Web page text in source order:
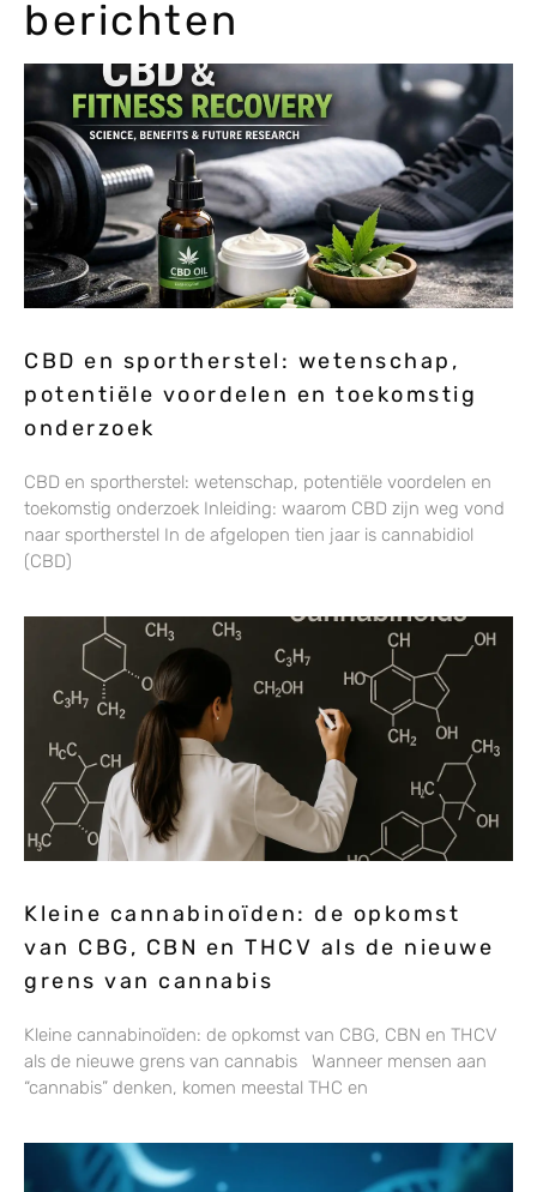
berichten
CBD en sportherstel: wetenschap,
potentiële voordelen en toekomstig
onderzoek
CBD en sportherstel: wetenschap, potentiële voordelen en
toekomstig onderzoek Inleiding: waarom CBD zijn weg vond
naar sportherstel In de afgelopen tien jaar is cannabidiol
(CBD)
Kleine cannabinoïden: de opkomst
van CBG, CBN en THCV als de nieuwe
grens van cannabis
Kleine cannabinoïden: de opkomst van CBG, CBN en THCV
als de nieuwe grens van cannabis Wanneer mensen aan
“cannabis” denken, komen meestal THC en